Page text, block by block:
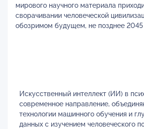
мирового научного материала
сворачивании человеческой
обозримом будущем, не позднее 2045
Искусственный интеллект (ИИ) в
современное направление,
технологии машинного обучения и
данных с изучением человеческого